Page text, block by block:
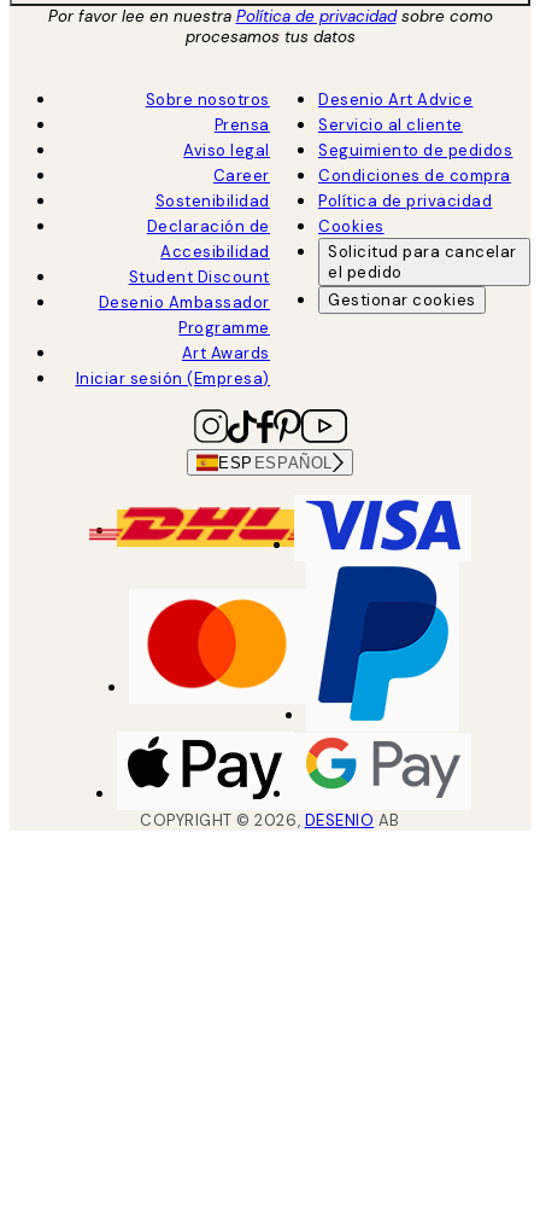
Por favor lee en nuestra Política de privacidadsobre como
procesamos tus datos
Sobre nosotros
Prensa
Aviso legal
Career
Sostenibilidad
Declaración de
Accesibilidad
Student Discount
Desenio Ambassador
Programme
Art Awards
Iniciar sesión (Empresa)
Desenio Art Advice
Servicio al cliente
Seguimiento de pedidos
Condiciones de compra
Política de privacidad
Cookies
Solicitud para cancelar
el pedido
Gestionar cookies
ESP ESPAÑOL
COPYRIGHT ©2026, DESENIO AB